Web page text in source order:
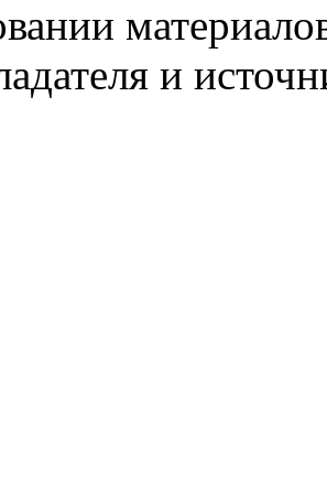
и